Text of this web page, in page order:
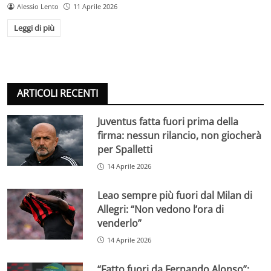
Alessio Lento 11 Aprile 2026
Leggi di più
ARTICOLI RECENTI
Juventus fatta fuori prima della
firma: nessun rilancio, non giocherà
per Spalletti
14 Aprile 2026
Leao sempre più fuori dal Milan di
Allegri: “Non vedono l’ora di
venderlo”
14 Aprile 2026